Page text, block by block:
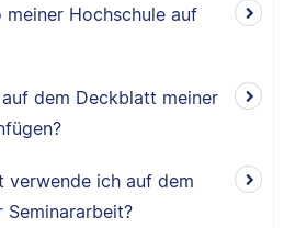
Hochschule auf
dem Deckblatt meiner
verwende ich auf dem
Seminararbeit?